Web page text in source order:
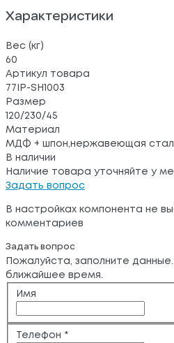
Характеристики
Вес (кг)
60
Артикул товара
77IP-SH1003
Размер
120/230/45
Материал
МДФ + шпон,нержавеющая
В наличии
Наличие товара уточняйте у
Задать вопрос
В настройках компонента не
комментариев
Задать вопрос
Пожалуйста, заполните
ближайшее время.
Имя
Телефон *